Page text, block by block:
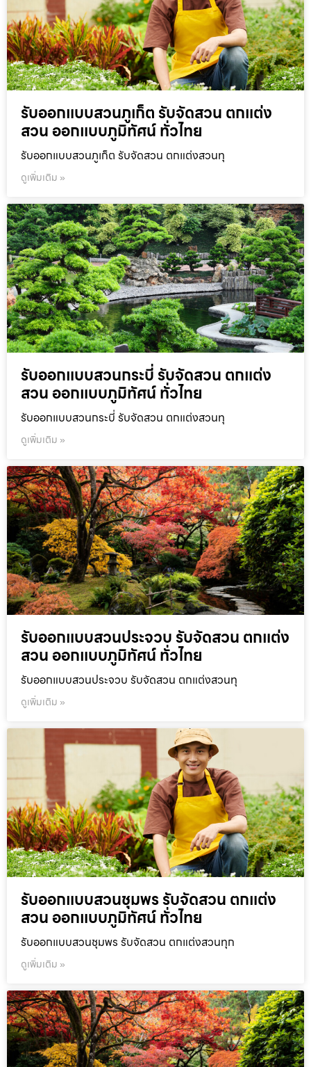
รับออกแบบสวนภูเก็ต รับจัดสวน ตกแต่ง
สวน ออกแบบภูมิทัศน์ ทั่วไทย
รับออกแบบสวนภูเก็ต รับจัดสวน ตกแต่งสวนทุ
ดูเพิ่มเติม »
รับออกแบบสวนกระบี่ รับจัดสวน ตกแต่ง
สวน ออกแบบภูมิทัศน์ ทั่วไทย
รับออกแบบสวนกระบี่ รับจัดสวน ตกแต่งสวนทุ
ดูเพิ่มเติม »
รับออกแบบสวนประจวบ รับจัดสวน ตกแต่ง
สวน ออกแบบภูมิทัศน์ ทั่วไทย
รับออกแบบสวนประจวบ รับจัดสวน ตกแต่งสวนทุ
ดูเพิ่มเติม »
รับออกแบบสวนชุมพร รับจัดสวน ตกแต่ง
สวน ออกแบบภูมิทัศน์ ทั่วไทย
รับออกแบบสวนชุมพร รับจัดสวน ตกแต่งสวนทุก
ดูเพิ่มเติม »